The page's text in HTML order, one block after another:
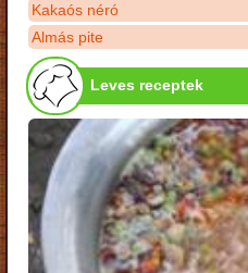
Kakaós néró
Almás pite
Leves receptek